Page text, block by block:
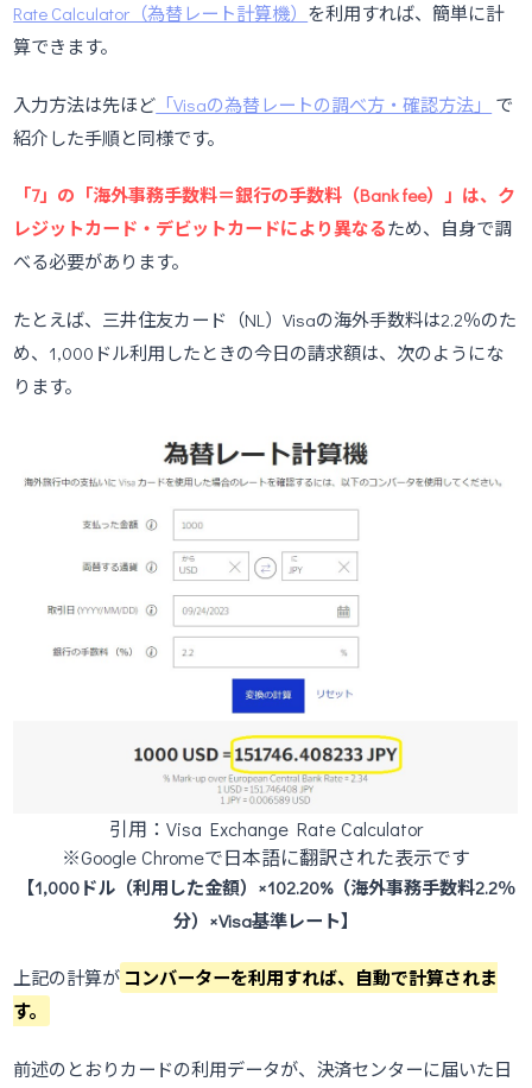
Rate Calculator（為替レート計算機） を利用すれば、簡単に計
算できます。
入力方法は先ほど 「Visaの為替レートの調べ方・確認方法」
で
紹介した手順と同様です。
「7」の「海外事務手数料＝銀行の手数料（Bank fee）」は、ク
レジットカード・デビットカードにより異なるため、自身で調
べる必要があります。
たとえば、三井住友カード（NL）Visaの海外手数料は2.2％のた
め、1,000ドル利用したときの今日の請求額は、次のようにな
ります。
引用：Visa Exchange Rate Calculator
※Google Chromeで日本語に翻訳された表示です
【1,000ドル（利用した金額）×102.20%（海外事務手数料2.2％
分）×Visa基準レート】
上記の計算が コンバーターを利用すれば、自動で計算されま
す。
前述のとおりカードの利用データが、決済センターに届いた日